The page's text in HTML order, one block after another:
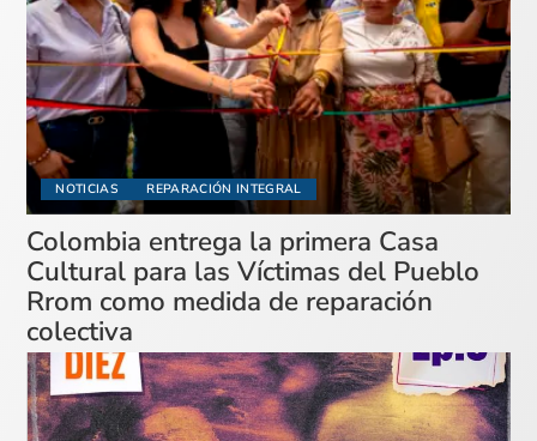
NOTICIAS REPARACIÓN INTEGRAL
Colombia entrega la primera Casa
Cultural para las Víctimas del Pueblo
Rrom como medida de reparación
colectiva